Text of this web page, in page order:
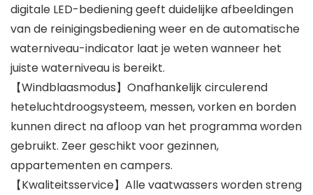
digitale LED-bediening geeft duidelijke afbeeldingen
van de reinigingsbediening weer en de automatische
waterniveau-indicator laat je weten wanneer het
juiste waterniveau is bereikt.
【Windblaasmodus】Onafhankelijk circulerend
heteluchtdroogsysteem, messen, vorken en borden
kunnen direct na afloop van het programma worden
gebruikt. Zeer geschikt voor gezinnen,
appartementen en campers.
【Kwaliteitsservice】Alle vaatwassers worden streng